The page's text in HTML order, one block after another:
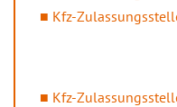
Kfz-
Kfz-